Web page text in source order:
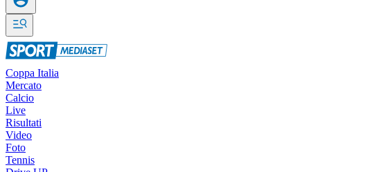
Coppa Italia
Mercato
Calcio
Live
Risultati
Video
Foto
Tennis